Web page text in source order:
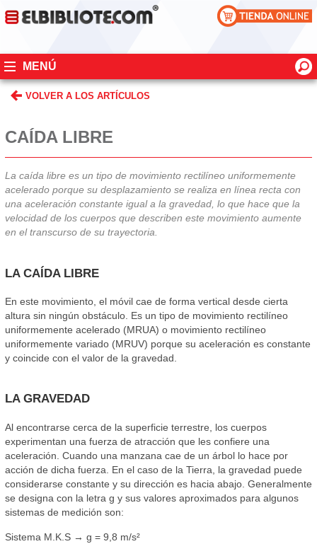
MENÚ
VOLVER A LOS ARTÍCULOS
CAÍDA LIBRE
La caída libre es un tipo de movimiento rectilíneo uniformemente
acelerado porque su desplazamiento se realiza en línea recta con
una aceleración constante igual a la gravedad, lo que hace que la
velocidad de los cuerpos que describen este movimiento aumente
en el transcurso de su trayectoria.
LA CAÍDA LIBRE
En este movimiento, el móvil cae de forma vertical desde cierta
altura sin ningún obstáculo. Es un tipo de movimiento rectilíneo
uniformemente acelerado (MRUA) o movimiento rectilíneo
uniformemente variado (MRUV) porque su aceleración es constante
y coincide con el valor de la gravedad.
LA GRAVEDAD
Al encontrarse cerca de la superficie terrestre, los cuerpos
experimentan una fuerza de atracción que les confiere una
aceleración. Cuando una manzana cae de un árbol lo hace por
acción de dicha fuerza. En el caso de la Tierra, la gravedad puede
considerarse constante y su dirección es hacia abajo. Generalmente
se designa con la letra g y sus valores aproximados para algunos
sistemas de medición son:
Sistema M.K.S → g = 9,8 m/s²